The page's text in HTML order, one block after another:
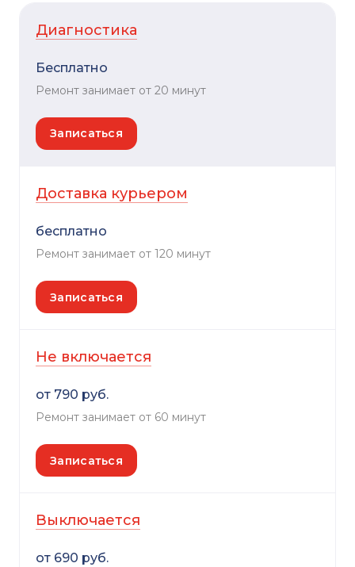
Диагностика
Бесплатно
Ремонт занимает от 20 минут
Записаться
Доставка курьером
бесплатно
Ремонт занимает от 120 минут
Записаться
Не включается
от 790 руб.
Ремонт занимает от 60 минут
Записаться
Выключается
от 690 руб.